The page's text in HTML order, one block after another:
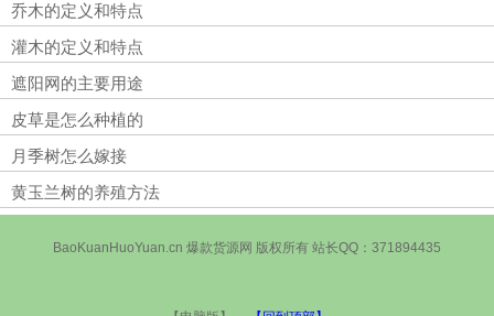
乔木的定义和特点
灌木的定义和特点
遮阳网的主要用途
皮草是怎么种植的
月季树怎么嫁接
黄玉兰树的养殖方法
BaoKuanHuoYuan.cn 爆款货源网 版权所有 站长QQ：371894435